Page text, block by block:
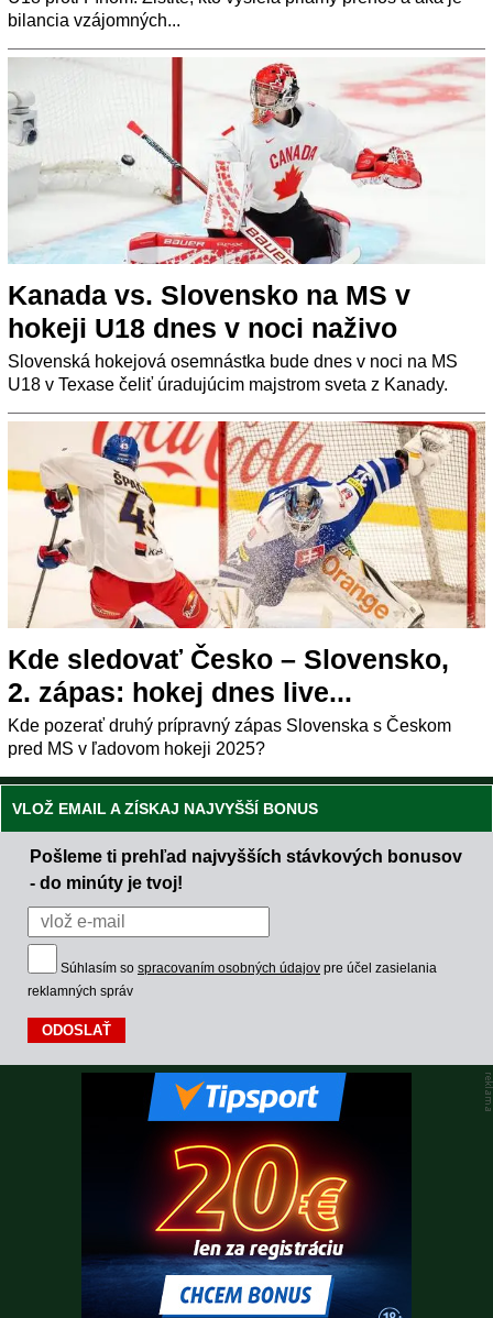
bilancia vzájomných...
Kanada vs. Slovensko na MS v
hokeji U18 dnes v noci naživo
Slovenská hokejová osemnástka bude dnes v noci na MS
U18 v Texase čeliť úradujúcim majstrom sveta z Kanady.
Kde sledovať Česko – Slovensko,
2. zápas: hokej dnes live...
Kde pozerať druhý prípravný zápas Slovenska s Českom
pred MS v ľadovom hokeji 2025?
VLOŽ EMAIL A ZÍSKAJ NAJVYŠŠÍ BONUS
Pošleme ti prehľad najvyšších stávkových bonusov
- do minúty je tvoj!
Súhlasím so spracovaním osobných údajov pre účel zasielania
reklamných správ